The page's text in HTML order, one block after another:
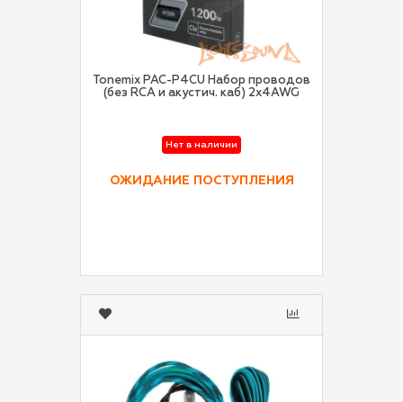
Tonemix PAC-P4CU Набор проводов
(без RCA и акустич. каб) 2x4AWG
Нет в наличии
ОЖИДАНИЕ ПОСТУПЛЕНИЯ